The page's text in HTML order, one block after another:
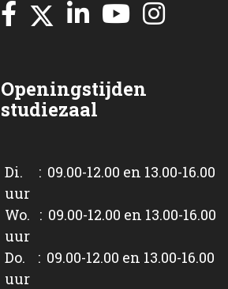
Openingstijden
studiezaal
Di. : 09.00-12.00 en 13.00-16.00
uur
Wo. : 09.00-12.00 en 13.00-16.00
uur
Do. : 09.00-12.00 en 13.00-16.00
uur